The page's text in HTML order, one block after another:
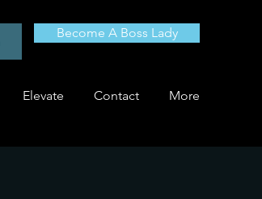
Become A Boss Lady
Elevate Contact More